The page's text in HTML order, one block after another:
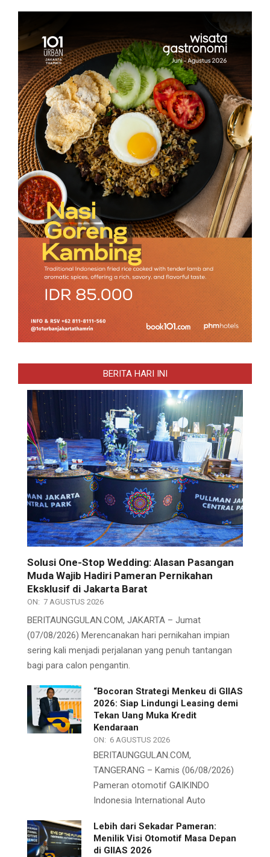
BERITA HARI INI
Solusi One-Stop Wedding: Alasan Pasangan
Muda Wajib Hadiri Pameran Pernikahan
Eksklusif di Jakarta Barat
ON: 7 AGUSTUS 2026
BERITAUNGGULAN.COM, JAKARTA – Jumat
(07/08/2026) Merencanakan hari pernikahan impian
sering kali menjadi perjalanan yang penuh tantangan
bagi para calon pengantin.
“Bocoran Strategi Menkeu di GIIAS
2026: Siap Lindungi Leasing demi
Tekan Uang Muka Kredit
Kendaraan
ON: 6 AGUSTUS 2026
BERITAUNGGULAN.COM,
TANGERANG – Kamis (06/08/2026)
Pameran otomotif GAIKINDO
Indonesia International Auto
Lebih dari Sekadar Pameran:
Menilik Visi Otomotif Masa Depan
di GIIAS 2026